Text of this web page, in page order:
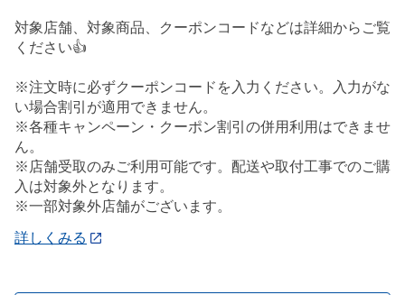
対象店舗、対象商品、クーポンコードなどは詳細からご覧
ください👍
※注文時に必ずクーポンコードを入力ください。入力がな
い場合割引が適用できません。
※各種キャンペーン・クーポン割引の併用利用はできませ
ん。
※店舗受取のみご利用可能です。配送や取付工事でのご購
入は対象外となります。
※一部対象外店舗がございます。
詳しくみる